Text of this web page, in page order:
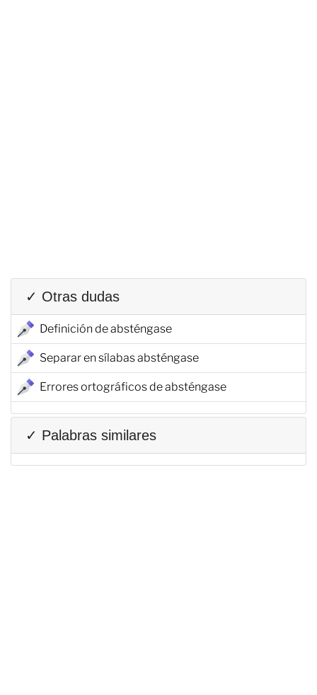
✓ Otras dudas
Definición de absténgase
Separar en sílabas absténgase
Errores ortográficos de absténgase
✓ Palabras similares